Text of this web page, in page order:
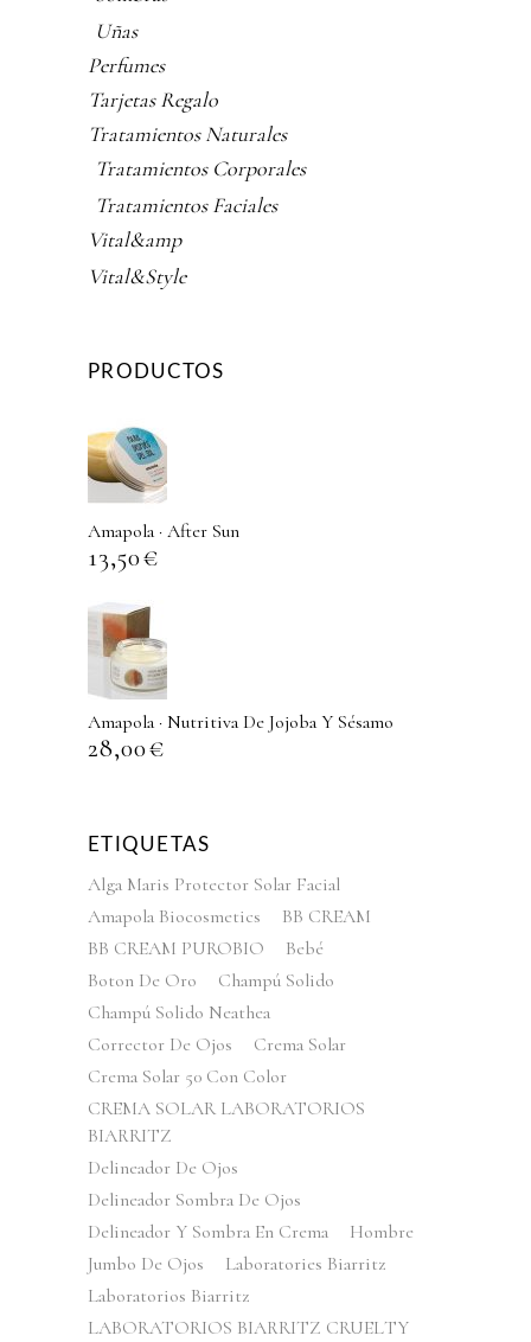
Uñas
Perfumes
Tarjetas Regalo
Tratamientos Naturales
Tratamientos Corporales
Tratamientos Faciales
Vital&amp
Vital&Style
PRODUCTOS
Amapola · After Sun
13,50€
Amapola · Nutritiva De Jojoba Y Sésamo
28,00€
ETIQUETAS
Alga Maris Protector Solar Facial
Amapola Biocosmetics
BB CREAM
BB CREAM PUROBIO
Bebé
Boton De Oro
Champú Solido
Champú Solido Neathea
Corrector De Ojos
Crema Solar
Crema Solar 50 Con Color
CREMA SOLAR LABORATORIOS
BIARRITZ
Delineador De Ojos
Delineador Sombra De Ojos
Delineador Y Sombra En Crema
Hombre
Jumbo De Ojos
Laboratories Biarritz
Laboratorios Biarritz
LABORATORIOS BIARRITZ CRUELTY